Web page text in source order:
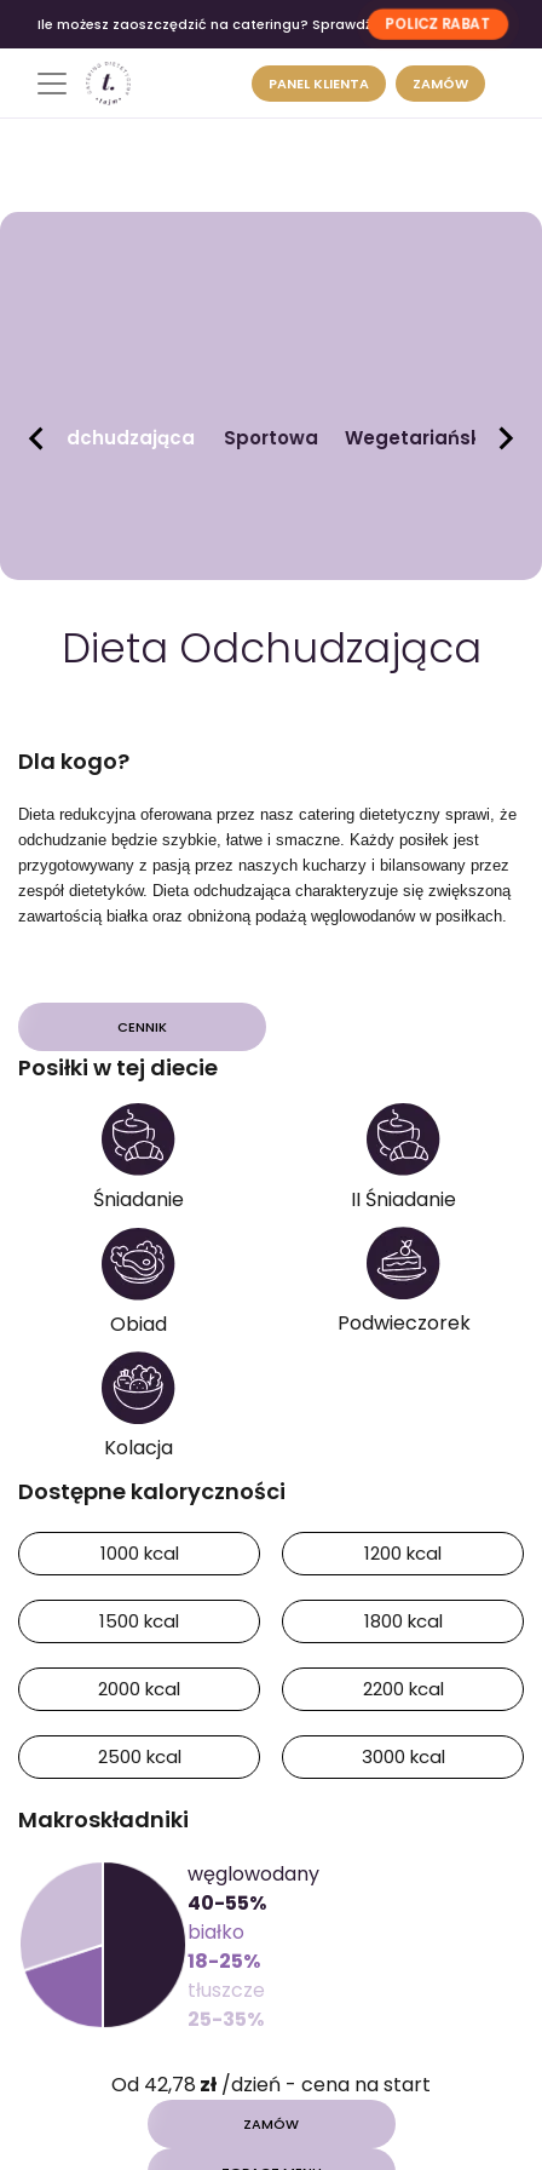
Ile możesz zaoszczędzić na cateringu? Sprawdź POLICZ RABAT
PANEL KLIENTA ZAMÓW
Odchudzająca Sportowa Wegetariańska
Dieta Odchudzająca
Dla kogo?
Dieta redukcyjna oferowana przez nasz catering dietetyczny sprawi, że
odchudzanie będzie szybkie, łatwe i smaczne. Każdy posiłek jest
przygotowywany z pasją przez naszych kucharzy i bilansowany przez
zespół dietetyków. Dieta odchudzająca charakteryzuje się zwiększoną
zawartością białka oraz obniżoną podażą węglowodanów w posiłkach.
CENNIK
Posiłki w tej diecie
Śniadanie II Śniadanie
Obiad Podwieczorek
Kolacja
Dostępne kaloryczności
1000 kcal 1200 kcal
1500 kcal 1800 kcal
2000 kcal 2200 kcal
2500 kcal 3000 kcal
Makroskładniki
węglowodany
40-55%
białko
18-25%
tłuszcze
25-35%
Od 42,78 zł /dzień - cena na start
ZAMÓW